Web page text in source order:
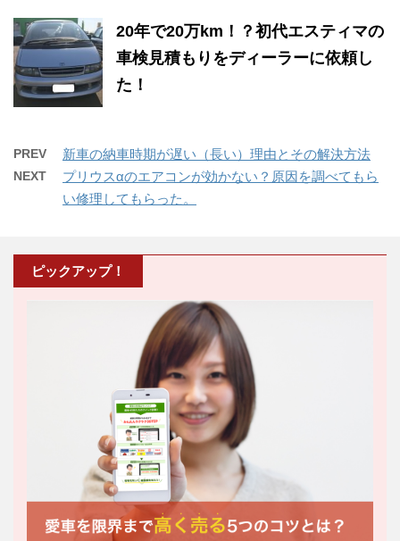
20年で20万km！？初代エスティマの
車検見積もりをディーラーに依頼し
た！
PREV 新車の納車時期が遅い（長い）理由とその解決方法
NEXT
プリウスαのエアコンが効かない？原因を調べてもら
い修理してもらった。
ピックアップ！